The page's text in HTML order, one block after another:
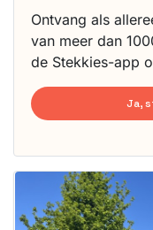
Ontvang als
van meer dan
de Stekkies-app
Ja,
Deze woning
is
waarschijnlijk